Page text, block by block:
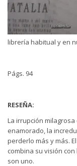
librería habitual y en
Págs. 94
RESEÑA:
La irrupción
enamorado, la
perderlo más y más.
combina su visión
son uno.